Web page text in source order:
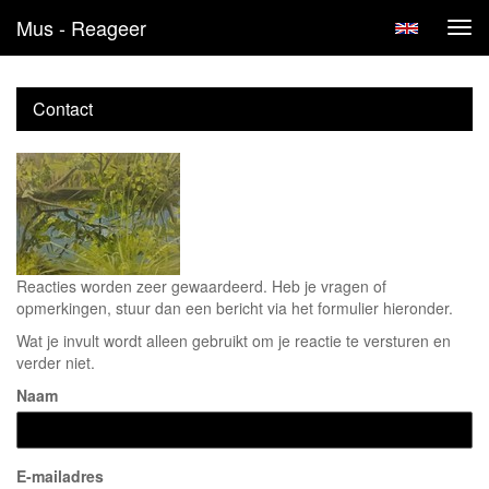
Mus - Reageer
Contact
Reacties worden zeer gewaardeerd. Heb je vragen of
opmerkingen, stuur dan een bericht via het formulier hieronder.
Wat je invult wordt alleen gebruikt om je reactie te versturen en
verder niet.
Naam
E-mailadres